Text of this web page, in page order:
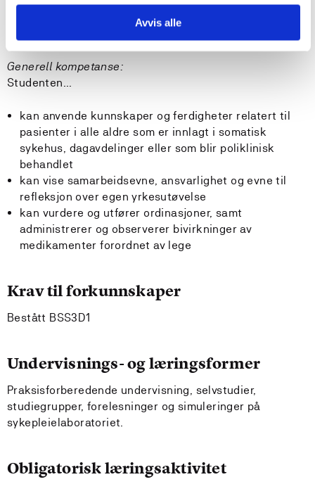
Avvis alle
pasienter og pårørende som er innlagt i sykehus,
Generell kompetanse:
Studenten...
kan anvende kunnskaper og ferdigheter relatert til
pasienter i alle aldre som er innlagt i somatisk
sykehus, dagavdelinger eller som blir poliklinisk
behandlet
kan vise samarbeidsevne, ansvarlighet og evne til
refleksjon over egen yrkesutøvelse
kan vurdere og utfører ordinasjoner, samt
administrerer og observerer bivirkninger av
medikamenter forordnet av lege
Krav til forkunnskaper
Bestått BSS3D1
Undervisnings- og læringsformer
Praksisforberedende undervisning, selvstudier,
studiegrupper, forelesninger og simuleringer på
sykepleielaboratoriet.
Obligatorisk læringsaktivitet